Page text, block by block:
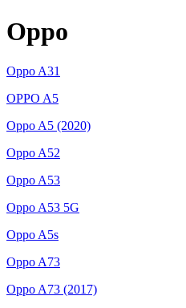
Oppo
Oppo A31
OPPO A5
Oppo A5 (2020)
Oppo A52
Oppo A53
Oppo A53 5G
Oppo A5s
Oppo A73
Oppo A73 (2017)